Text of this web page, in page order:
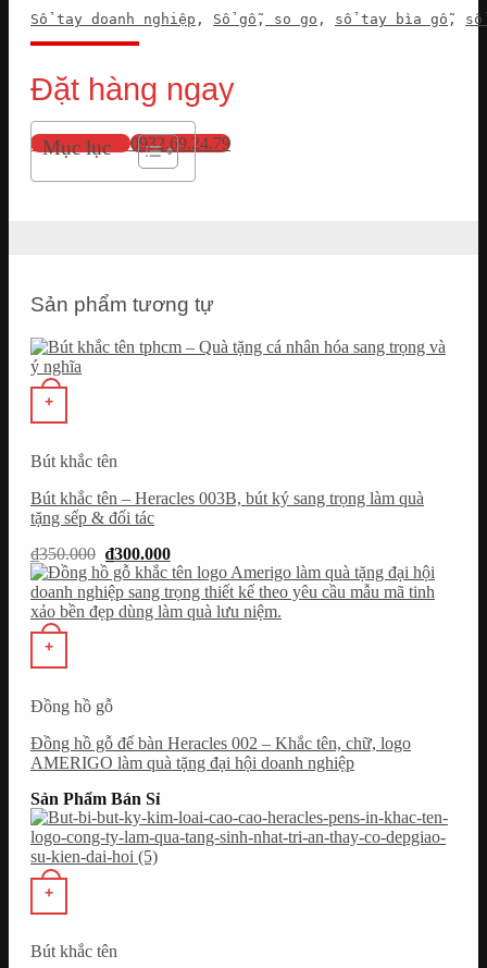
Sổ tay doanh nghiệp , Sổ gỗ , so go , sổ tay bìa gỗ ,
Đặt hàng ngay
💬 Nhắn Zalo 0932.69.24.79
Mục lục
Sản phẩm tương tự
+
Bút khắc tên
Bút khắc tên – Heracles 003B, bút ký sang trọng làm quà
tặng sếp & đối tác
₫350.000 Giá
gốc
là:
₫350.000.
₫300.000Giá
hiện
tại
là:
₫300.000.
+
Đồng hồ gỗ
Đồng hồ gỗ để bàn Heracles 002 – Khắc tên, chữ, logo
AMERIGO làm quà tặng đại hội doanh nghiệp
Sản Phẩm Bán Sỉ
+
Bút khắc tên